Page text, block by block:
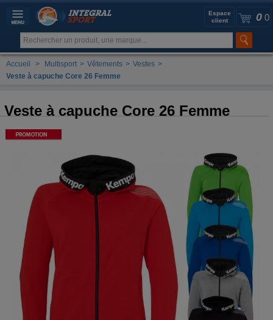
0 0
Espace
client
Accueil > Multisport > Vêtements > Vestes >
Veste à capuche Core 26 Femme
Veste à capuche Core 26 Femme